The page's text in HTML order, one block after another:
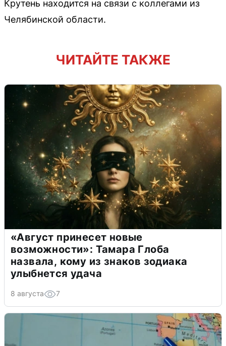
Крутень находится на связи с коллегами из
Челябинской области.
ЧИТАЙТЕ ТАКЖЕ
«Август принесет новые
возможности»: Тамара Глоба
назвала, кому из знаков зодиака
улыбнется удача
8 августа 7